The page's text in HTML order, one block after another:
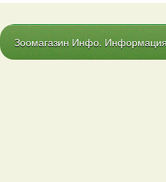
Зоомагазин Инфо. Информация